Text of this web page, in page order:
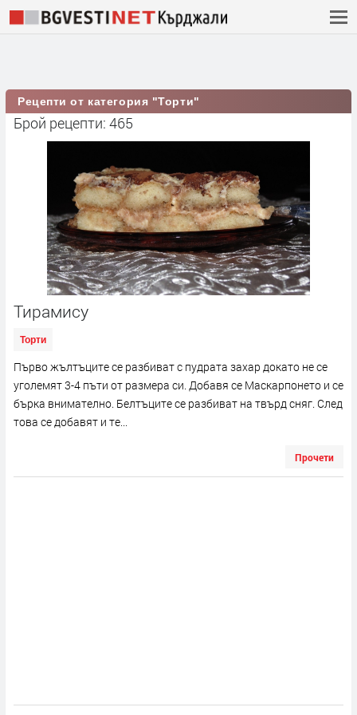
Рецепти от категория "Торти"
Брой рецепти: 465
Тирамису
Торти
Първо жълтъците се разбиват с пудрата захар докато не се
уголемят 3-4 пъти от размера си. Добавя се Маскарпонето и се
бърка внимателно. Белтъците се разбиват на твърд сняг. След
това се добавят и те...
Прочети